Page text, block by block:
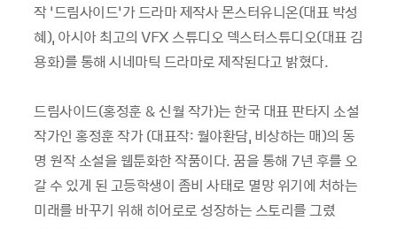
작 ‘드림사이드’가 드라마 제작사 몬스터유니온(대표 박성
혜), 아시아 최고의 VFX 스튜디오 덱스터스튜디오(대표 김
용화)를 통해 시네마틱 드라마로 제작된다고 밝혔다.
드림사이드(홍정훈 &신월 작가)는 한국 대표 판타지 소설
작가인 홍정훈 작가 (대표작: 월야환담, 비상하는 매)의 동
명 원작 소설을 웹툰화한 작품이다.꿈을 통해 7년 후를 오
갈 수 있게 된 고등학생이 좀비 사태로 멸망 위기에 처하는
미래를 바꾸기 위해 히어로로 성장하는 스토리를 그렸